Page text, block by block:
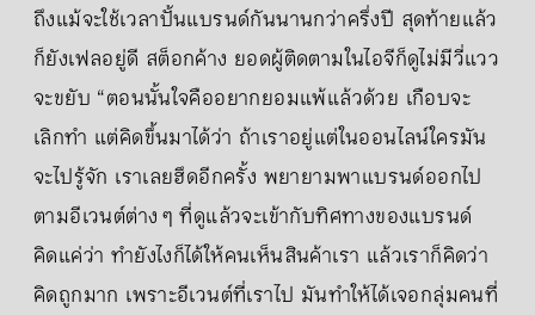
ถึงแม้จะใช้เวลาปั้นแบรนด์กันนานกว่าครึ่งปี สุดท้ายแล้ว
ก็ยังเฟลอยู่ดี สต็อกค้าง ยอดผู้ติดตามในไอจีก็ดูไม่มีวี่แวว
จะขยับ “ตอนนั้นใจคืออยากยอมแพ้แล้วด้วย เกือบจะ
เลิกทำ แต่คิดขึ้นมาได้ว่า ถ้าเราอยู่แต่ในออนไลน์ใครมัน
จะไปรู้จัก เราเลยฮึดอีกครั้ง พยายามพาแบรนด์ออกไป
ตามอีเวนต์ต่าง ๆ ที่ดูแล้วจะเข้ากับทิศทางของแบรนด์
คิดแค่ว่า ทำยังไงก็ได้ให้คนเห็นสินค้าเรา แล้วเราก็คิดว่า
คิดถูกมาก เพราะอีเวนต์ที่เราไป มันทำให้ได้เจอกลุ่มคนที่